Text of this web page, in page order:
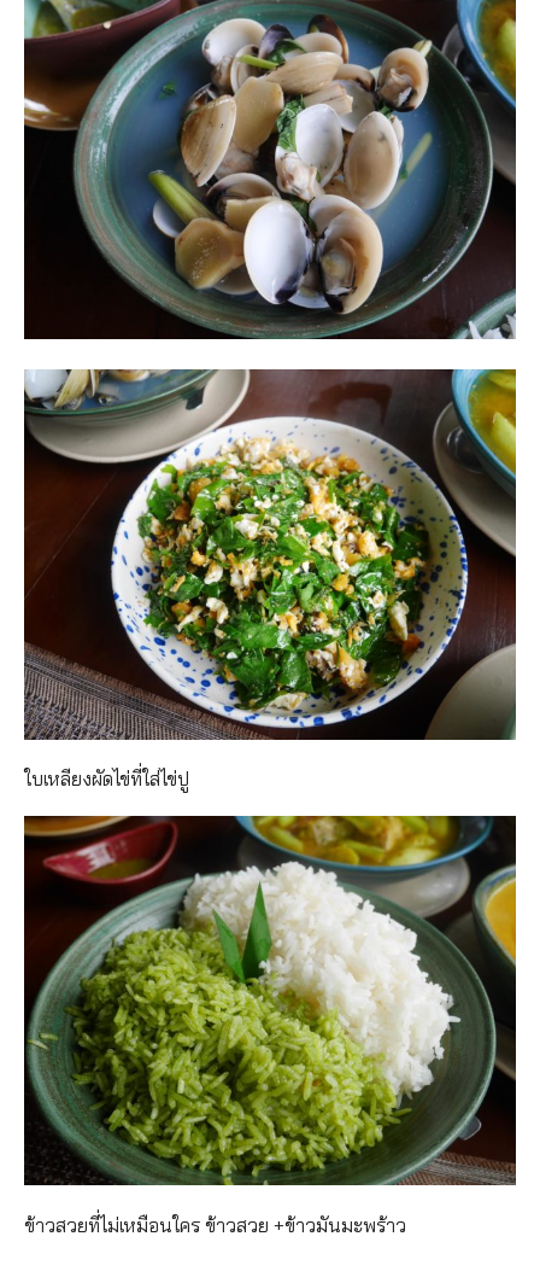
ใบเหลียงผัดไข่ที่ใส่ไข่ปู
ข้าวสวยที่ไม่เหมือนใคร ข้าวสวย +ข้าวมันมะพร้าว